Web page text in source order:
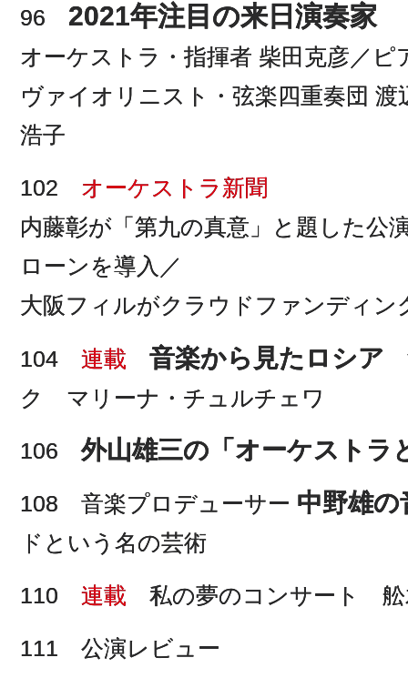
96 2021年注目の来日演奏家
オーケストラ・指揮者 柴田克彦／ピ
ヴァイオリニスト・弦楽四重奏団
浩子
102 オーケストラ新聞
内藤彰が「第九の真意」と題した公
ローンを導入／
大阪フィルがクラウドファンディン
104 連載 音楽から見たロシア
ク マリーナ・チュルチェワ
106外山雄三の「オーケストラ
108 音楽プロデューサー 中野雄の
ドという名の芸術
110 連載 私の夢のコンサート 舩
111 公演レビュー